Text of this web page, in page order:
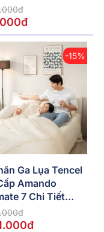
-15%
Ga Lụa Tencel
Amando
7 Chi Tiết